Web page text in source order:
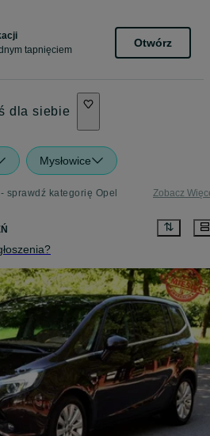
tapnięciem
Otwórz
dla siebie
Mysłowice
sprawdź kategorię Opel Zobacz